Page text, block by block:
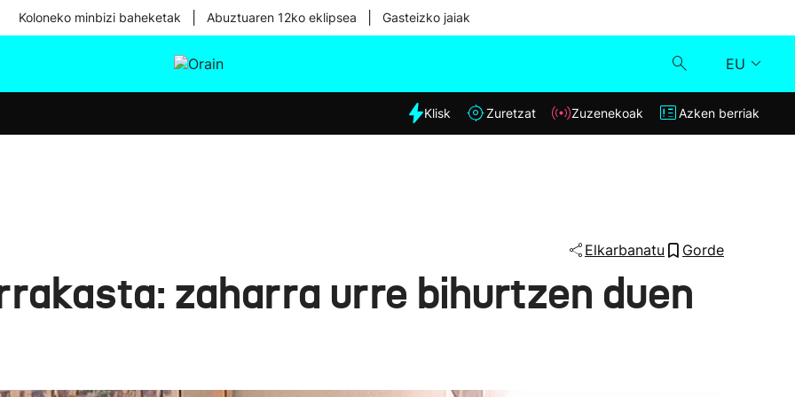
Koloneko minbizi baheketak Abuztuaren 12ko eklipsea Gasteizko jaiak
EU
Eguraldia
Klisk
Azken berriak
Klisk Zuretzat Zuzenekoak Azken berriak
Elkarbanatu Gorde
zaharra urre bihurtzen duen